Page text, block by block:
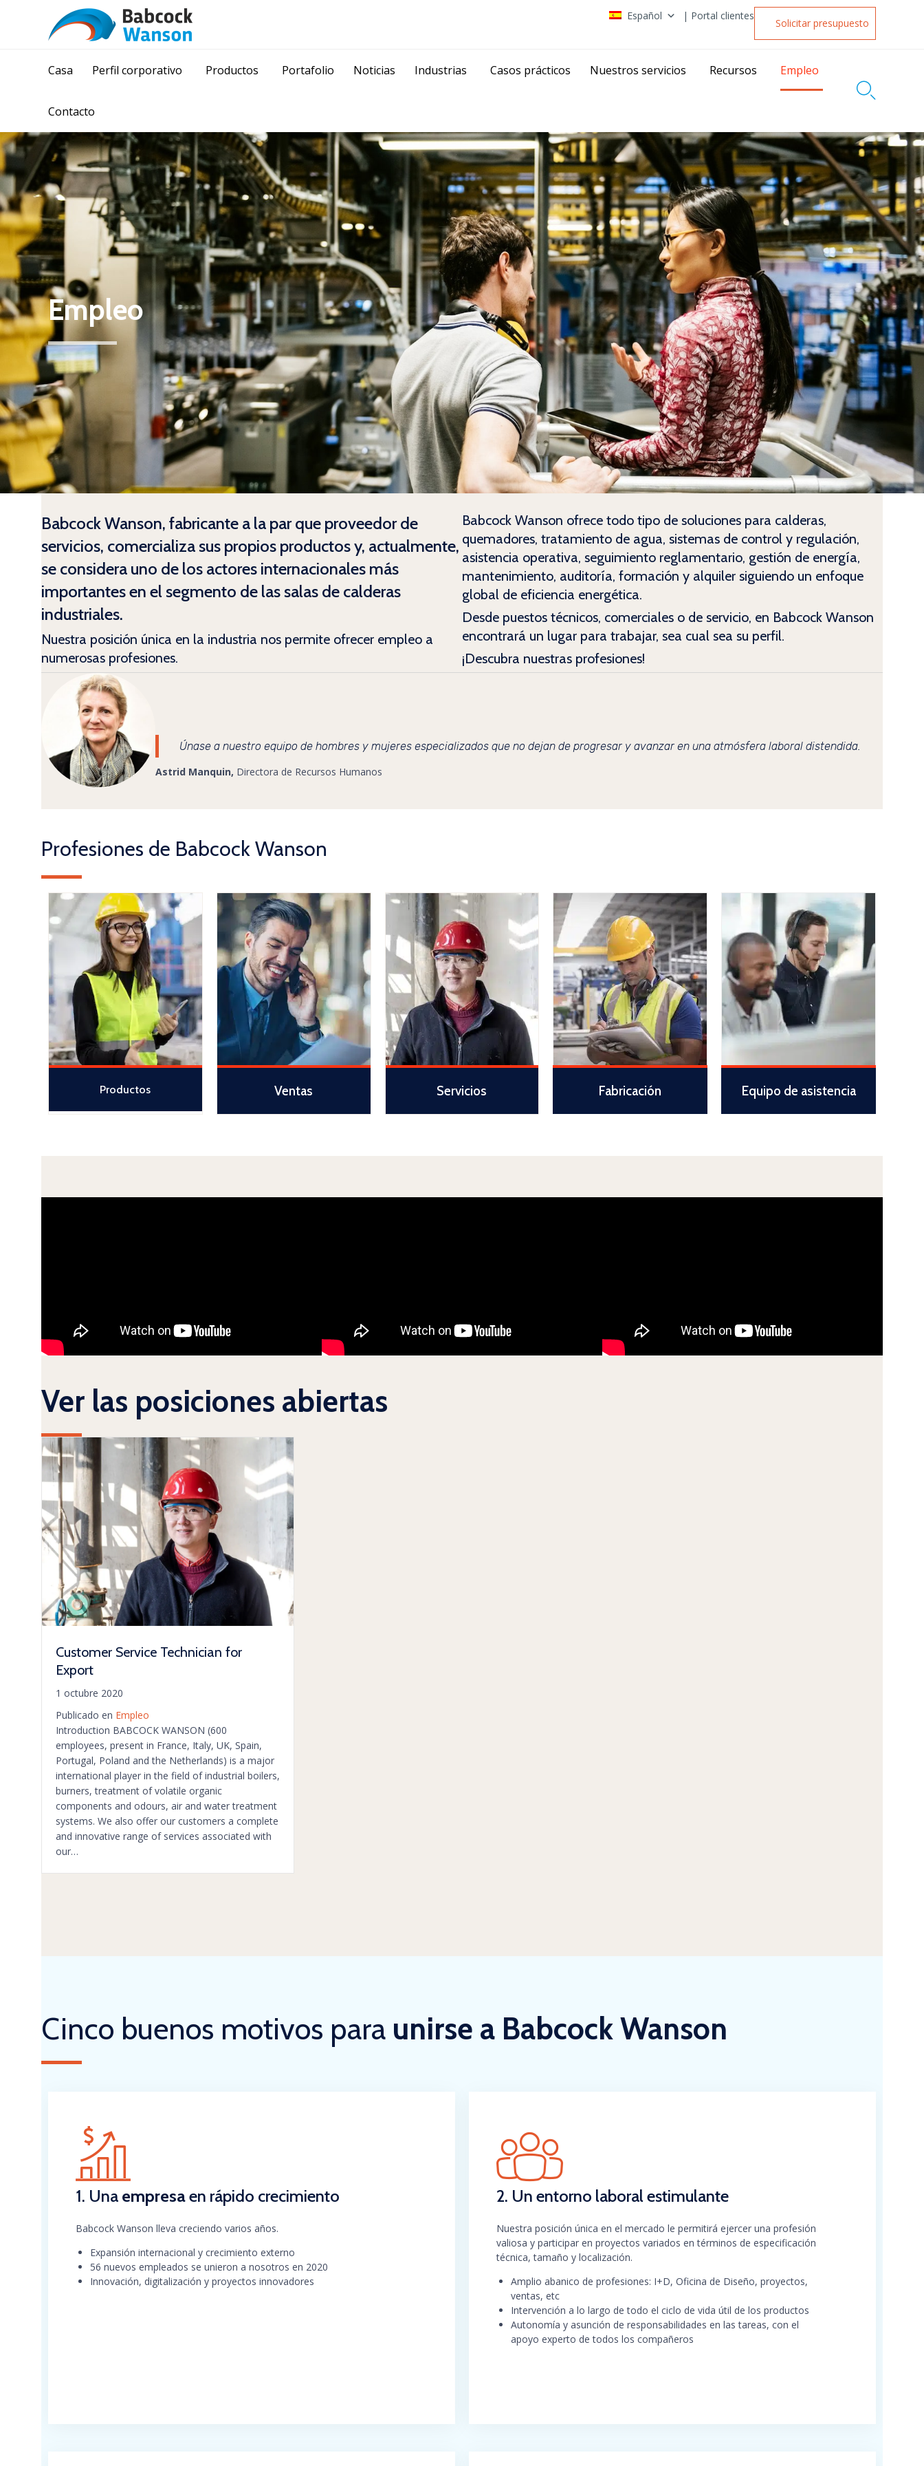
Español | Portal clientes
Solicitar presupuesto
to
Casa Perfil corporativo Productos Portafolio Noticias Industrias Casos prácticos Nuestros servicios Recursos Empleo
Contacto

Empleo
Babcock Wanson, fabricante a la par que proveedor de
servicios, comercializa sus propios productos y, actualmente,
se considera uno de los actores internacionales más
importantes en el segmento de las salas de calderas
industriales.
Nuestra posición única en la industria nos permite ofrecer empleo a
numerosas profesiones.
Babcock Wanson ofrece todo tipo de soluciones para calderas,
quemadores, tratamiento de agua, sistemas de control y regulación,
asistencia operativa, seguimiento reglamentario, gestión de energía,
mantenimiento, auditoría, formación y alquiler siguiendo un enfoque
global de eficiencia energética.
Desde puestos técnicos, comerciales o de servicio, en Babcock Wanson
encontrará un lugar para trabajar, sea cual sea su perfil.
¡Descubra nuestras profesiones!
Únase a nuestro equipo de hombres y mujeres especializados que no dejan de progresar y avanzar en una atmósfera laboral distendida.
Astrid Manquin, Directora de Recursos Humanos
Profesiones de Babcock Wanson
Productos Ventas Servicios Fabricación Equipo de asistencia
Ver las posiciones abiertas
Customer Service Technician for
Export
1 octubre 2020
Publicado en Empleo
Introduction BABCOCK WANSON (600
employees, present in France, Italy, UK, Spain,
Portugal, Poland and the Netherlands) is a major
international player in the field of industrial boilers,
burners, treatment of volatile organic
components and odours, air and water treatment
systems. We also offer our customers a complete
and innovative range of services associated with
our…
Cinco buenos motivos para unirse a Babcock Wanson
1. Una empresaen rápido crecimiento
Babcock Wanson lleva creciendo varios años.
Expansión internacional y crecimiento externo
56 nuevos empleados se unieron a nosotros en 2020
Innovación, digitalización y proyectos innovadores
2. Un entorno laboral estimulante
Nuestra posición única en el mercado le permitirá ejercer una profesión
valiosa y participar en proyectos variados en términos de especificación
técnica, tamaño y localización.
Amplio abanico de profesiones: I+D, Oficina de Diseño, proyectos,
ventas, etc
Intervención a lo largo de todo el ciclo de vida útil de los productos
Autonomía y asunción de responsabilidades en las tareas, con el
apoyo experto de todos los compañeros